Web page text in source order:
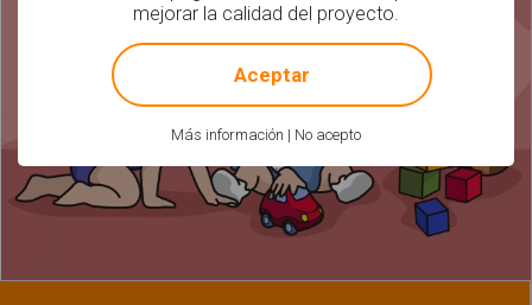
mejorar la calidad del proyecto.
Más información | No acepto
! Not valid!
Aceptar